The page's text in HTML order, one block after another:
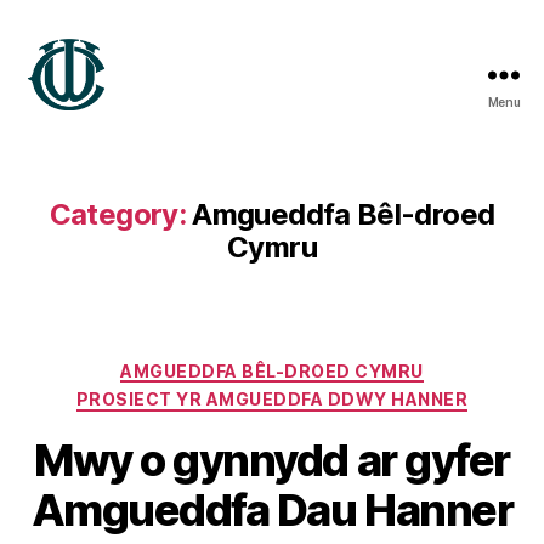
Menu
Category:Amgueddfa Bêl-droed
Cymru
Categories
AMGUEDDFA BÊL-DROED CYMRU
PROSIECT YR AMGUEDDFA DDWY HANNER
Mwy o gynnydd ar gyfer
Amgueddfa Dau Hanner
y
t